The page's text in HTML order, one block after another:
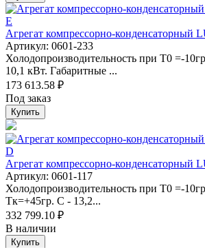
Агрегат компрессорно-конденсаторный
Артикул: 0601-233
Холодопроизводительность при Т0 =-
10,1 кВт. Габаритные ...
173 613.58 ₽
Под заказ
Купить
Агрегат компрессорно-конденсаторный
Артикул: 0601-117
Холодопроизводительность при Т0 =-
Тк=+45гр. С - 13,2...
332 799.10 ₽
В наличии
Купить